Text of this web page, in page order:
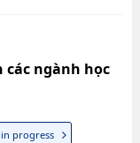
các ngành học
progress